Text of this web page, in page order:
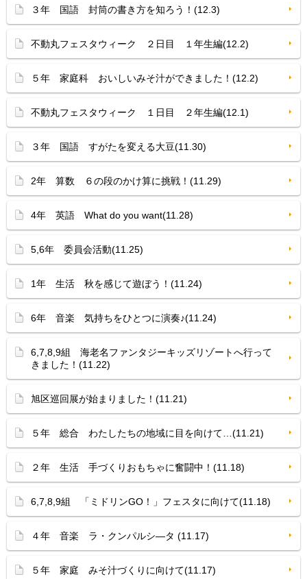
３年 国語 封筒の書き方を知ろう！(12.3)
不動丸フェスタウィーク ２日目 １年生編(12.2)
５年 家庭科 おいしいみそ汁ができました！(12.2)
不動丸フェスタウィーク １日目 ２年生編(12.1)
３年 国語 すがたを変える大豆(11.30)
2年 算数 ６の段のかけ算に挑戦！(11.29)
4年 英語 What do you want(11.28)
5,6年 委員会活動(11.25)
1年 生活 秋を感じて遊ぼう！(11.24)
6年 音楽 気持ちをひとつに演奏♪(11.24)
6,7,8,9組 海老名ファンタジーキッズリゾートへ行って
きました！(11.22)
旭区巡回展が始まりました！(11.21)
５年 総合 わたしたちの地域に目を向けて…(11.21)
２年 生活 手づくりおもちゃに奮闘中！(11.18)
6,7,8,9組 「ミドリンGO！」フェスタに向けて(11.18)
４年 音楽 ラ・クンパルシ—タ (11.17)
５年 家庭 みそ汁づくりに向けて(11.17)